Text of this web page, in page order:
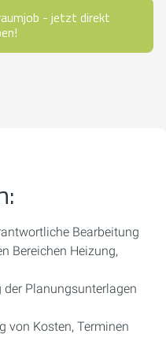
- jetzt direkt
Bearbeitung
Bereichen Heizung,
Planungsunterlagen
von Kosten, Terminen